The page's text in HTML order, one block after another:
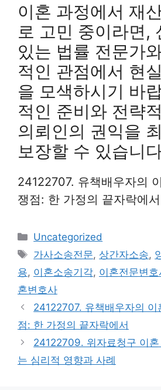
이혼 과정에서 재
로 고민 중이라면,
있는 법률 전문가
적인 관점에서 현
을 모색하시기 바
적인 준비와 전략
의뢰인의 권익을
보장할 수 있습니
24122707. 유책배우자의
쟁점: 한 가정의 끝자락에서
Categories
Uncategorized
Tags
가사소송전문, 상간자소송,
용, 이혼소송기각, 이혼전문변
혼변호사
24122707. 유책배우자의 이
점: 한 가정의 끝자락에서
24122709. 위자료청구 이
는 심리적 영향과 사례